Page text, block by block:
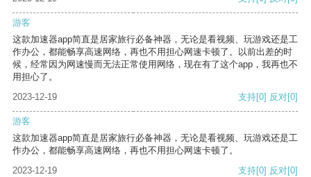
游客
这款加速器app简直是居家旅行必备神器，无论是看视频、玩游戏还是工
作办公，都能畅享高速网络，再也不用担心网速卡顿了。以前出差的时
候，经常因为网速慢而无法正常使用网络，现在有了这个app，我再也不
用担心了。
2023-12-19
支持[0] 反对[0]
游客
这款加速器app简直是居家旅行必备神器，无论是看视频、玩游戏还是工
作办公，都能畅享高速网络，再也不用担心网速卡顿了。
2023-12-19
支持[0] 反对[0]